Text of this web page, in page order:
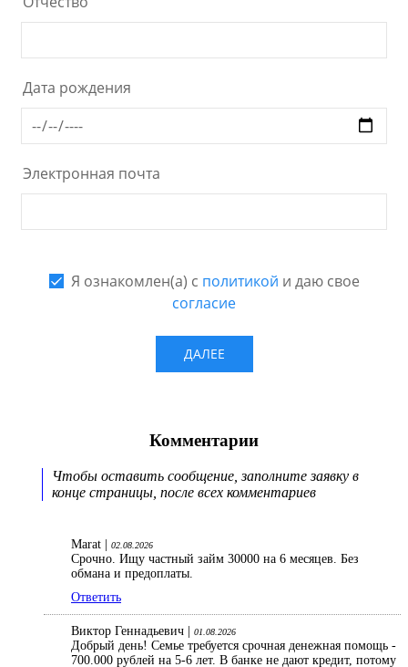
Комментарии
Чтобы оставить сообщение, заполните заявку в
конце страницы, после всех комментариев
Marat | 02.08.2026
Срочно. Ищу частный займ 30000 на 6 месяцев. Без
обмана и предоплаты.
Ответить
Виктор Геннадьевич | 01.08.2026
Добрый день! Семье требуется срочная денежная помощь -
700.000 рублей на 5-6 лет. В банке не дают кредит, потому